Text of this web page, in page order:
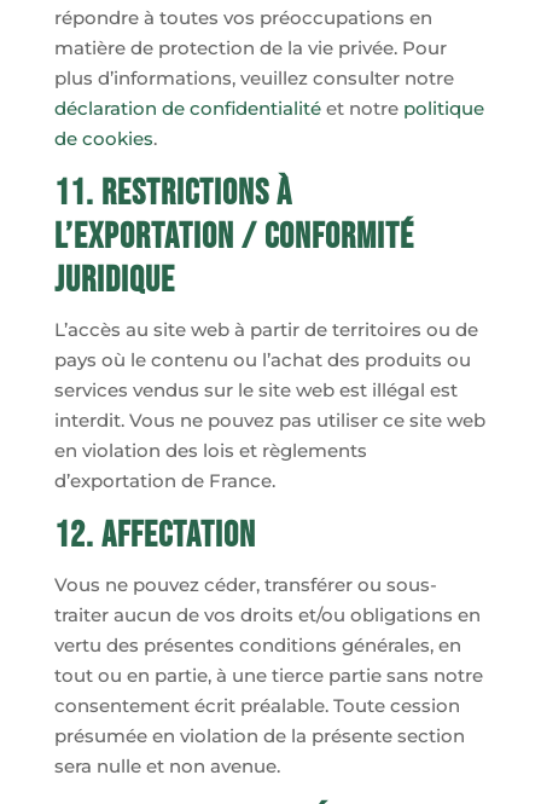
répondre à toutes vos préoccupations en
matière de protection de la vie privée. Pour
plus d’informations, veuillez consulter notre
déclaration de confidentialitéet notre politique
de cookies.
11. Restrictions à
l’exportation / Conformité
juridique
L’accès au site web à partir de territoires ou de
pays où le contenu ou l’achat des produits ou
services vendus sur le site web est illégal est
interdit. Vous ne pouvez pas utiliser ce site web
en violation des lois et règlements
d’exportation de France.
12. Affectation
Vous ne pouvez céder, transférer ou sous-
traiter aucun de vos droits et/ou obligations en
vertu des présentes conditions générales, en
tout ou en partie, à une tierce partie sans notre
consentement écrit préalable. Toute cession
présumée en violation de la présente section
sera nulle et non avenue.